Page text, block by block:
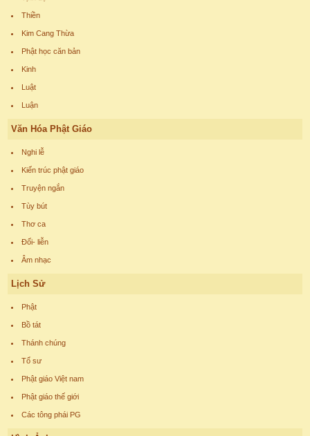
Thiền
Kim Cang Thừa
Phật học căn bản
Kinh
Luật
Luận
Văn Hóa Phật Giáo
Nghi lễ
Kiến trúc phật giáo
Truyện ngắn
Tùy bút
Thơ ca
Đối- liễn
Âm nhạc
Lịch Sử
Phật
Bồ tát
Thánh chúng
Tổ sư
Phật giáo Việt nam
Phật giáo thế giới
Các tông phái PG